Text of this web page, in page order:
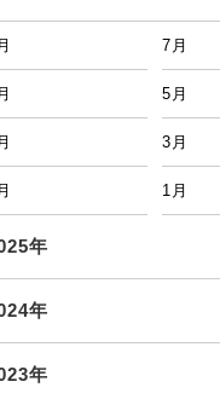
7月
5月
3月
1月
年
年
年